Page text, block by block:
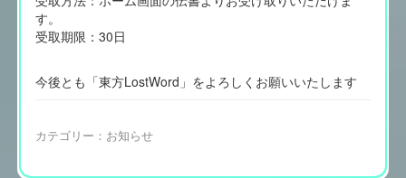
す。
受取期限：30日
今後とも「東方LostWord」をよろしくお願いいたします
カテゴリー： お知らせ